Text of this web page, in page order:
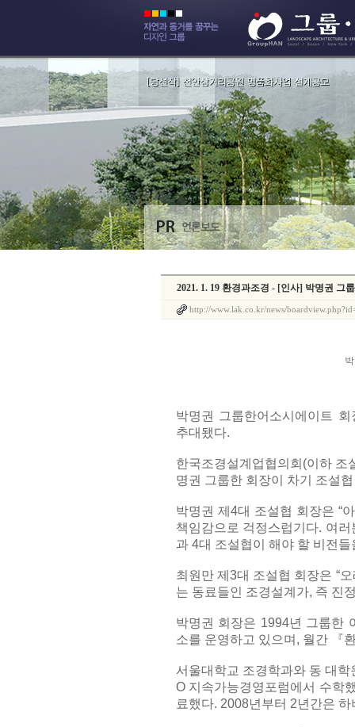
2021. 1. 19 환경과조경 - [인사] 박명권 그
http://www.lak.co.kr/news/
박명권 그룹한어소시에이트
추대됐다.
한국조경설계업협의회(이하
명권 그룹한 회장이 차기 조설
박명권 제4대 조설협 회장은 “
책임감으로 걱정스럽기다. 여
과 4대 조설협이 해야 할 비전
최원만 제3대 조설협 회장은 “
는 동료들인 조경설계가, 즉 진
박명권 회장은 1994년 그룹한
소를 운영하고 있으며, 월간 『
서울대학교 조경학과와 동 대
O 지속가능경영포럼에서 수학
료했다. 2008년부터 2년간은